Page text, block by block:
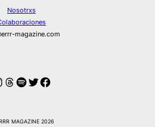
Nosotrxs
magazine.com
Hilos
Spotify
Twitter
Facebook
MAGAZINE 2026